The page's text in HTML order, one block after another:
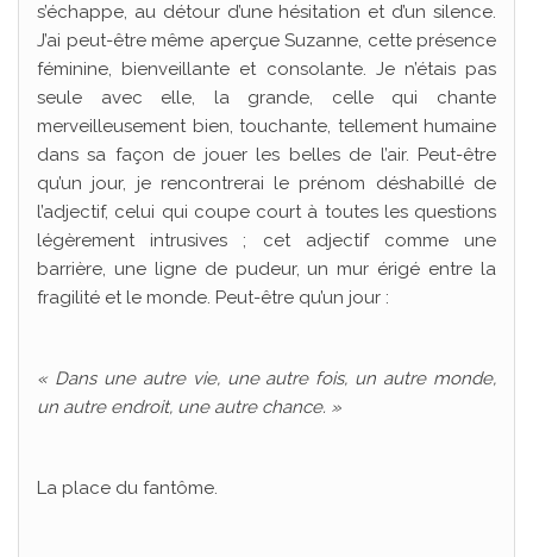
s’échappe, au détour d’une hésitation et d’un silence.
J’ai peut-être même aperçue Suzanne, cette présence
féminine, bienveillante et consolante. Je n’étais pas
seule avec elle, la grande, celle qui chante
merveilleusement bien, touchante, tellement humaine
dans sa façon de jouer les belles de l’air. Peut-être
qu’un jour, je rencontrerai le prénom déshabillé de
l’adjectif, celui qui coupe court à toutes les questions
légèrement intrusives ; cet adjectif comme une
barrière, une ligne de pudeur, un mur érigé entre la
fragilité et le monde. Peut-être qu’un jour :
« Dans une autre vie, une autre fois, un autre monde,
un autre endroit, une autre chance. »
La place du fantôme.